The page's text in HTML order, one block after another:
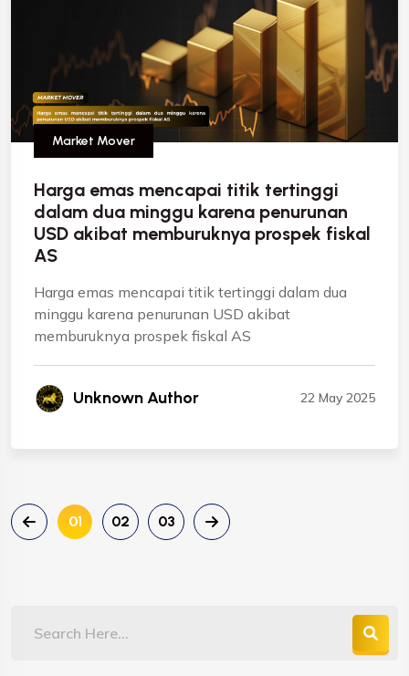
Market Mover
Harga emas mencapai titik tertinggi
dalam dua minggu karena penurunan
USD akibat memburuknya prospek fiskal
AS
Harga emas mencapai titik tertinggi dalam dua
minggu karena penurunan USD akibat
memburuknya prospek fiskal AS
Unknown Author 22 May 2025
01 02 03